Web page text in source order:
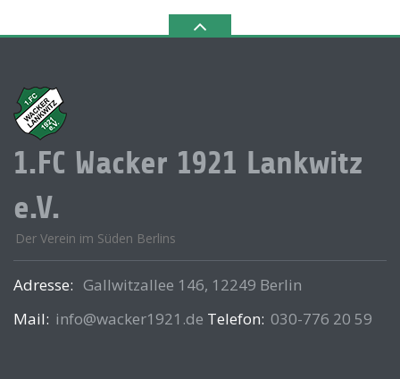
1.FC Wacker 1921 Lankwitz
e.V.
Der Verein im Süden Berlins
Adresse: Gallwitzallee 146, 12249 Berlin
Mail: info@wacker1921.de Telefon: 030-776 20 59